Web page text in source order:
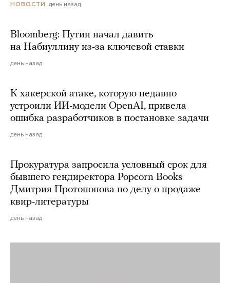
НОВОСТИ день назад
Bloomberg: Путин начал давить
на Набиуллину из-за ключевой ставки
день назад
К хакерской атаке, которую недавно
устроили ИИ-модели OpenAI, привела
ошибка разработчиков в постановке задачи
день назад
Прокуратура запросила условный срок для
бывшего гендиректора Popcorn Books
Дмитрия Протопопова по делу о продаже
квир-литературы
день назад